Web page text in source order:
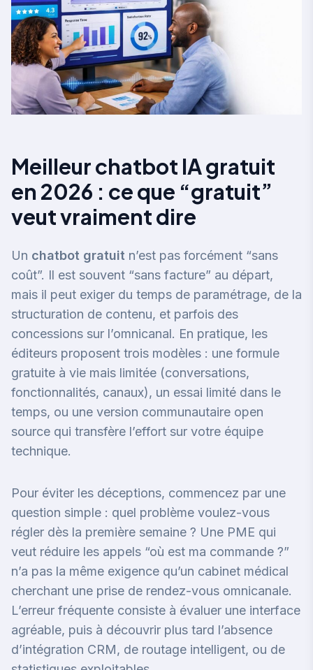
Meilleur chatbot IA gratuit
en 2026 : ce que “gratuit”
veut vraiment dire
Un chatbot gratuit n’est pas forcément “sans
coût”. Il est souvent “sans facture” au départ,
mais il peut exiger du temps de paramétrage, de la
structuration de contenu, et parfois des
concessions sur l’omnicanal. En pratique, les
éditeurs proposent trois modèles : une formule
gratuite à vie mais limitée (conversations,
fonctionnalités, canaux), un essai limité dans le
temps, ou une version communautaire open
source qui transfère l’effort sur votre équipe
technique.
Pour éviter les déceptions, commencez par une
question simple : quel problème voulez-vous
régler dès la première semaine ? Une PME qui
veut réduire les appels “où est ma commande ?”
n’a pas la même exigence qu’un cabinet médical
cherchant une prise de rendez-vous omnicanale.
L’erreur fréquente consiste à évaluer une interface
agréable, puis à découvrir plus tard l’absence
d’intégration CRM, de routage intelligent, ou de